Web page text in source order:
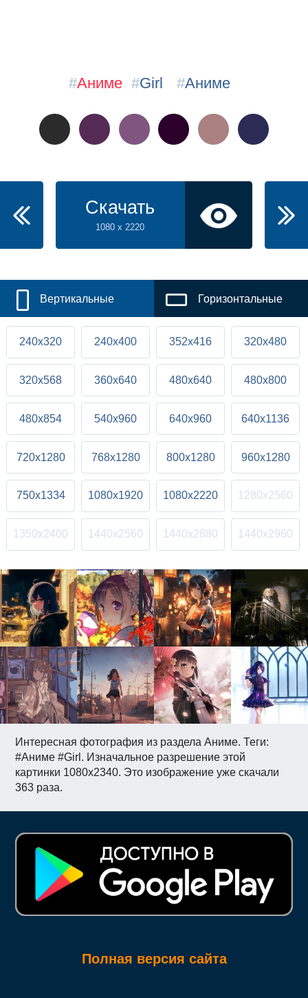
Интересная фотография из раздела Аниме. Теги:
#Аниме #Girl. Изначальное разрешение этой
картинки 1080x2340. Это изображение уже скачали
363 раза.
#Аниме #Girl #Аниме
Скачать
1080 x 2220
Вертикальные Горизонтальные
240x320 240x400 352x416 320x480
320x568 360x640 480x640 480x800
480x854 540x960 640x960 640x1136
720x1280 768x1280 800x1280 960x1280
750x1334 1080x1920 1080x2220 1280x2560
1350x2400 1440x2560 1440x2880 1440x2960
Полная версия сайта